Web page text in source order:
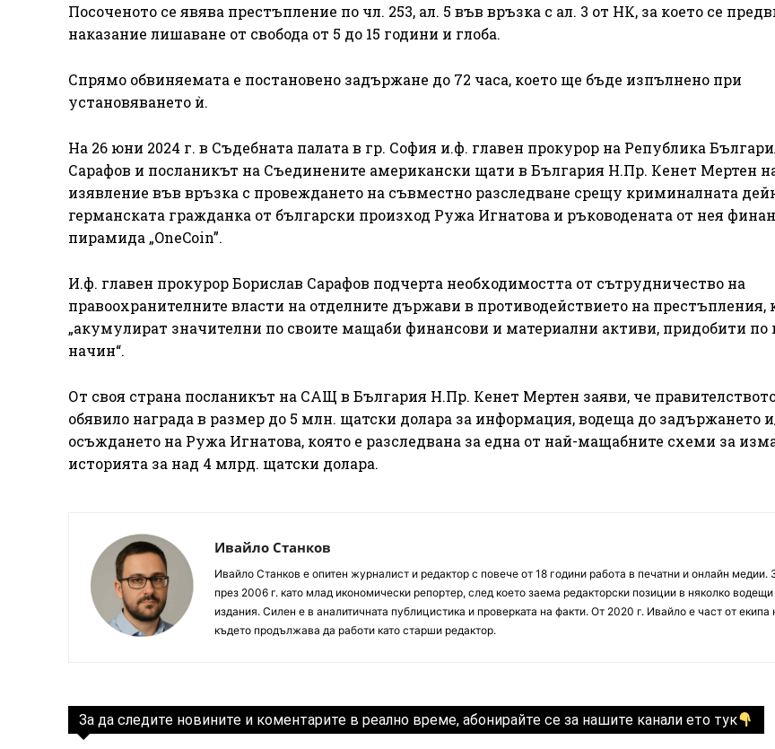
Посоченото се явява престъпление по чл. 253, ал. 5 във връзка с ал. 3 от НК, за което се
наказание лишаване от свобода от 5 до 15 години и глоба.
Спрямо обвиняемата е постановено задържане до 72 часа, което ще бъде изпълнено при
установяването ѝ.
На 26 юни 2024 г. в Съдебната палата в гр. София и.ф. главен прокурор на Република
Сарафов и посланикът на Съединените американски щати в България Н.Пр. Кенет Мертен
изявление във връзка с провеждането на съвместно разследване срещу криминалната
германската гражданка от български произход Ружа Игнатова и ръководената от нея
пирамида „OneCoin”.
И.ф. главен прокурор Борислав Сарафов подчерта необходимостта от сътрудничество на
правоохранителните власти на отделните държави в противодействието на престъпления,
„акумулират значителни по своите мащаби финансови и материални активи, придобити по
начин“.
От своя страна посланикът на САЩ в България Н.Пр. Кенет Мертен заяви, че
обявило награда в размер до 5 млн. щатски долара за информация, водеща до задържането
осъждането на Ружа Игнатова, която е разследвана за една от най-мащабните схеми за
историята за над 4 млрд. щатски долара.
Ивайло Станков
Ивайло Станков е опитен журналист и редактор с повече от 18 години работа в печатни и онлайн медии.
през 2006 г. като млад икономически репортер, след което заема редакторски позиции в няколко
издания. Силен е в аналитичната публицистика и проверката на факти. От 2020 г. Ивайло е част от екипа
където продължава да работи като старши редактор.
За да следите новините и коментарите в реално време, абонирайте се за нашите канали ето тук